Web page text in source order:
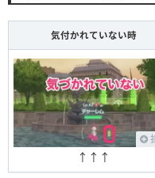
気付かれていない時
↑↑↑